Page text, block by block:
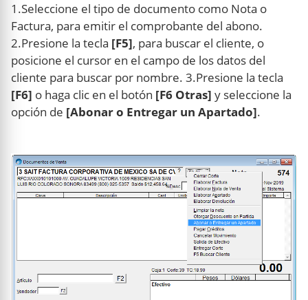
1.Seleccione el tipo de documento como Nota o
Factura, para emitir el comprobante del abono.
2.Presione la tecla [F5], para buscar el cliente, o
posicione el cursor en el campo de los datos del
cliente para buscar por nombre. 3.Presione la tecla
[F6] o haga clic en el botón [F6 Otras] y seleccione la
opción de [Abonar o Entregar un Apartado].